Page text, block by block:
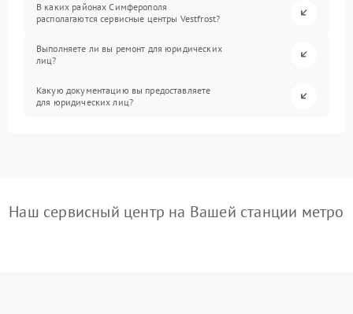
В каких районах Симферополя
располагаются сервисные центры Vestfrost?
Выполняете ли вы ремонт для юридических
лиц?
Какую документацию вы предоставляете
для юридических лиц?
Наш сервисный центр на Вашей станции метро